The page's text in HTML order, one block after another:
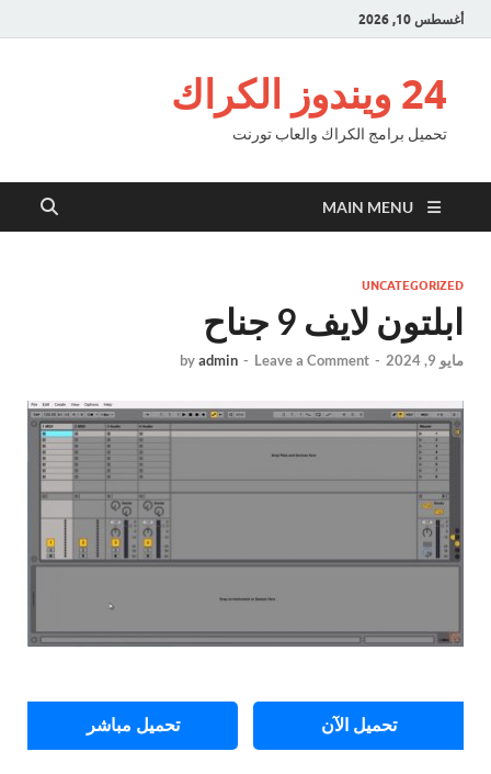
أغسطس 10, 2026
24 ويندوز الكراك
تحميل برامج الكراك والعاب تورنت
MAIN MENU
UNCATEGORIZED
ابلتون لايف 9 جناح
مايو 9, 2024 -
byadmin - Leave a Comment
تحميل الآن تحميل مباشر